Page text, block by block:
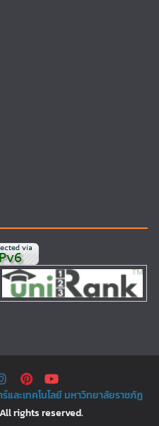
ละเทคโนโลยี มหาวิทยาลัยราชภัฏ
rights reserved.